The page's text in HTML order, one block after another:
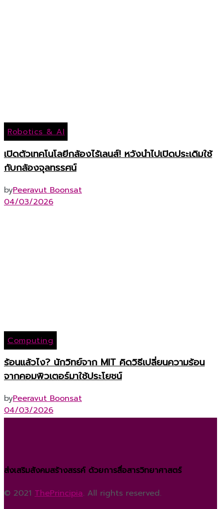
Robotics & AI
เปิดตัวเทคโนโลยีกล้องไร้เลนส์! หวังนำไปเปิดประเดิมใช้
กับกล้องจุลทรรศน์
byPeeravut Boonsat
04/03/2026
Computing
ร้อนแล้วไง? นักวิทย์จาก MIT คิดวิธีเปลี่ยนความร้อน
จากคอมพิวเตอร์มาใช้ประโยชน์
byPeeravut Boonsat
04/03/2026
ส่งเสริมสังคมสร้างสรรค์ ด้วยการสื่อสารวิทยาศาสตร์
© 2021 ThePrincipia. All rights reserved.